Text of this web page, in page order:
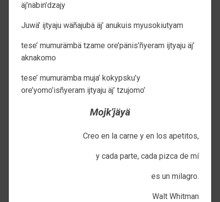
äj’näbin’dzajy
Juwä’ ijtyaju wäñajubä äj’ anukuis myusokiutyam
tese’ mumurämbä tzame ore’pänis’ñyeram ijtyaju äj’
aknakomo
tese’ mumurämba muja’ kokypsku’y
ore’yomo’isñyeram ijtyaju äj’ tzujomo’
Mojk’jäyä
Creo en la carne y en los apetitos,
y cada parte, cada pizca de mí
es un milagro.
Walt Whitman